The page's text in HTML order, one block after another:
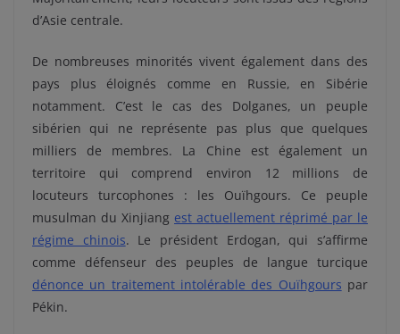
d’Asie centrale.
De nombreuses minorités vivent également dans des
pays plus éloignés comme en Russie, en Sibérie
notamment. C’est le cas des Dolganes, un peuple
sibérien qui ne représente pas plus que quelques
milliers de membres. La Chine est également un
territoire qui comprend environ 12 millions de
locuteurs turcophones : les Ouïhgours. Ce peuple
musulman du Xinjiang est actuellement réprimé par le
régime chinois. Le président Erdogan, qui s’affirme
comme défenseur des peuples de langue turcique
dénonce un traitement intolérable des Ouïhgours par
Pékin.